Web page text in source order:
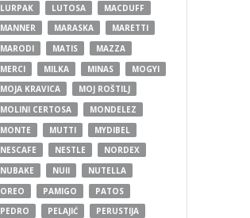
LURPAK
LUTOSA
MACDUFF
MANNER
MARASKA
MARETTI
MARODI
MATIS
MAZZA
MERCI
MILKA MINAS
MOGYI
MOJA KRAVICA
MOJ ROŠTILJ
MOLINI CERTOSA
MONDELEZ
MONTE
MUTTI
MYDIBEL
NESCAFE
NESTLE
NORDEX
NUBAKE
NUII
NUTELLA
OREO
PAMIGO
PATOS
PEDRO
PELAJIĆ
PERUSTIJA